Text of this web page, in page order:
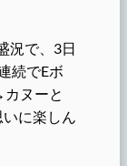
況で、3日
続でEボ
ヌーと
に楽しん